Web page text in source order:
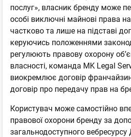
послуг», власник бренду може
особі виключні майнові права
частково та лише на підставі
керуючись положеннями
регулюють правову охорону
власності, команда MK Legal
виокремлює договір
договір про передачу прав на
Користувач може самостійно
правової охорони бренду за
загальнодоступного